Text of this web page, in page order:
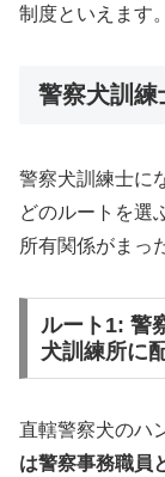
制度といえます。
警察犬訓練
警察犬訓練士に
どのルートを選
所有関係がまっ
ルート1: 警
犬訓練所に
直轄警察犬のハ
は警察事務職員